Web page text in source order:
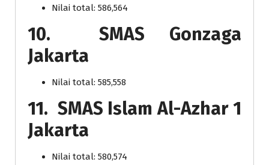
Nilai total: 586,564
10. SMAS Gonzaga
Jakarta
Nilai total: 585,558
11. SMAS Islam Al-Azhar 1
Jakarta
Nilai total: 580,574